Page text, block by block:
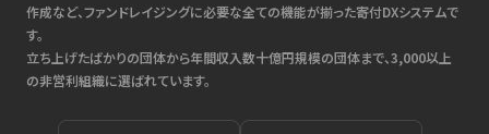
作成など、ファンドレイジングに必要な全ての機能が揃った寄付DXシステムで
す。
立ち上げたばかりの団体から年間収入数十億円規模の団体まで、3,000以上
の非営利組織に選ばれています。